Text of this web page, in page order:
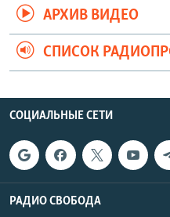
АРХИВ ВИДЕО
СПИСОК
СОЦИАЛЬНЫЕ СЕТИ
РАДИО СВОБОДА